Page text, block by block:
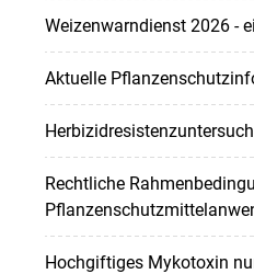
Weizenwarndienst 2026 -
Aktuelle
Rechtliche
Hochgiftiges Mykotoxin